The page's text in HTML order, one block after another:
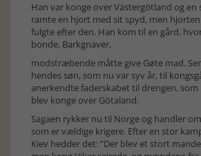
Han var konge over Västergötland og
ramte en hjort med sit spyd, men
fulgte efter den. Han kom til en gård,
bonde, Barkgnaver,
modstræbende måtte give Gøte mad.
hendes søn, som nu var syv år, til
anerkendte faderskabet til drengen, som
blev konge over Götaland.
Sagaen rykker nu til Norge og handler
som er vældige krigere. Efter en stor
Kiev hedder det: ”Der blev et stort